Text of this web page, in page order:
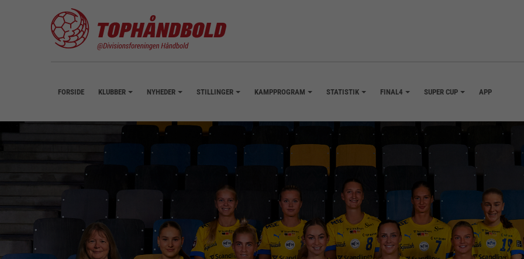
FORSIDE KLUBBER NYHEDER STILLINGER KAMPPROGRAM STATISTIK FINAL4 SUPER CUP APP